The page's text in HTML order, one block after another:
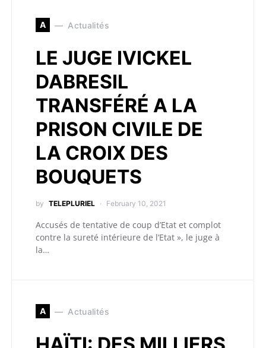
A Actualités
LE JUGE IVICKEL
DABRESIL
TRANSFÉRÉ A LA
PRISON CIVILE DE
LA CROIX DES
BOUQUETS
by TELEPLURIEL February 10, 2021
Accusés de tentative de coup d’Etat et complot
contre la sureté intérieure de l’Etat », le juge à
la…
A Actualités